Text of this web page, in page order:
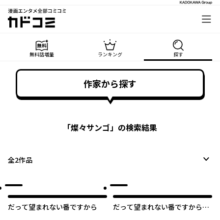
漫画エンタメ全部コミコミ
カドコミ
無料話増量 ランキング 探す
作家から探す
「燦々サンゴ」の検索結果
全2作品
だって望まれない番ですから
だって望まれない番ですから